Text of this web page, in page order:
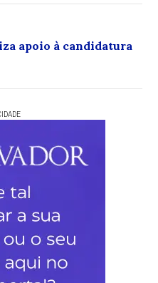
apoio à candidatura